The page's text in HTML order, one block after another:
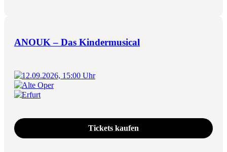
ANOUK – Das Kindermusical
12.09.2026, 15:00 Uhr
Alte Oper
Erfurt
Tickets kaufen